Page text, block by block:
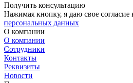
Получить консультацию
Нажимая кнопку, я даю свое согласие
персональных данных
О компании
О компании
Сотрудники
Контакты
Реквизиты
Новости